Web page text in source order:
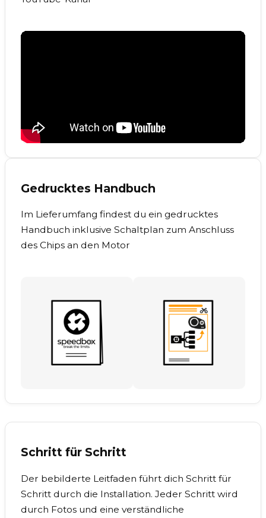
Gedrucktes Handbuch
Im Lieferumfang findest du ein gedrucktes
Handbuch inklusive Schaltplan zum Anschluss
des Chips an den Motor
Schritt für Schritt
Der bebilderte Leitfaden führt dich Schritt für
Schritt durch die Installation. Jeder Schritt wird
durch Fotos und eine verständliche